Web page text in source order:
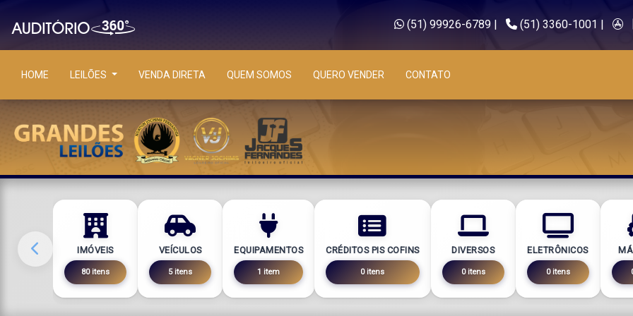
(51) 99926-6789| (51) 3360-1001 |
HOME LEILÕES VENDA DIRETA QUEM SOMOS QUERO VENDER CONTATO
IMÓVEIS
80 itens
VEÍCULOS
5 itens
EQUIPAMENTOS
1 item
CRÉDITOS PIS COFINS
0 itens
DIVERSOS
0 itens
ELETRÔNICOS
0 itens